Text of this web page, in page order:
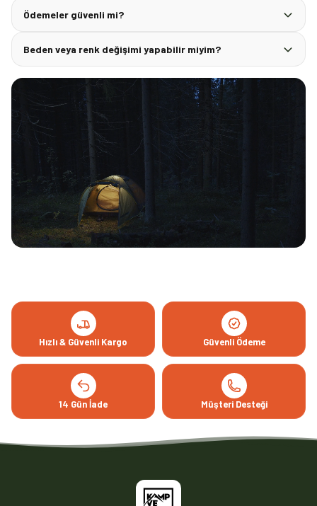
Ödemeler güvenli mi?
Beden veya renk değişimi yapabilir miyim?
Hızlı & Güvenli Kargo Güvenli Ödeme
14 Gün İade Müşteri Desteği